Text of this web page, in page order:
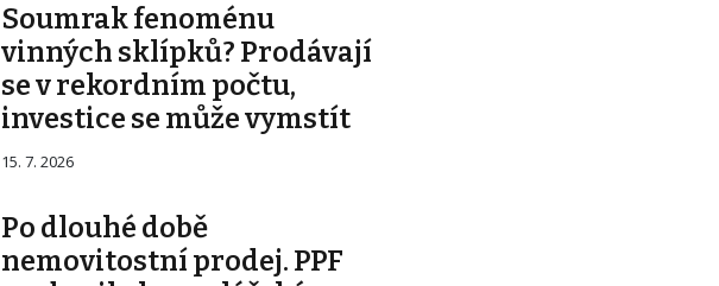
Soumrak fenoménu
vinných sklípků? Prodávají
se v rekordním počtu,
investice se může vymstít
15. 7. 2026
Po dlouhé době
nemovitostní prodej. PPF